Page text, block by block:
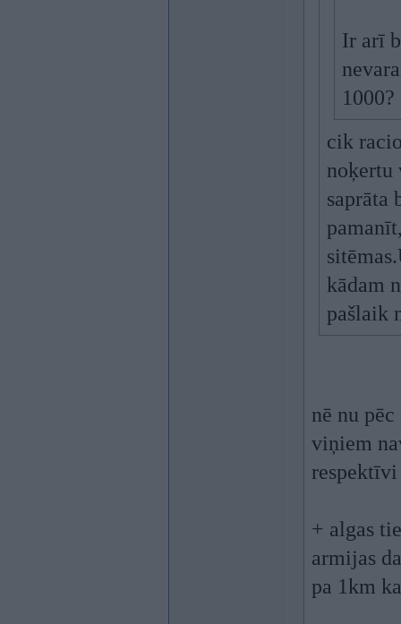
Ir arī
1000?
cik
noķertu
saprāta
kādam
pašlaik
nē nu
viņiem
+ algas
armijas
pa 1km